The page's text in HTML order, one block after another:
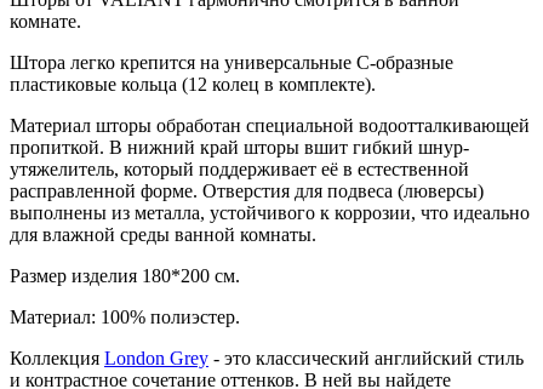
комнате.
Штора легко крепится на универсальные С-образные
пластиковые кольца (12 колец в комплекте).
Материал шторы обработан специальной водоотталкивающей
пропиткой. В нижний край шторы вшит гибкий шнур-
утяжелитель, который поддерживает её в естественной
расправленной форме. Отверстия для подвеса (люверсы)
выполнены из металла, устойчивого к коррозии, что идеально
для влажной среды ванной комнаты.
Размер изделия 180*200 см.
Материал: 100% полиэстер.
Коллекция London Grey - это классический английский стиль
и контрастное сочетание оттенков. В ней вы найдете